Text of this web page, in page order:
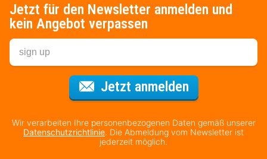
Jetzt für den Newsletter anmelden und
kein Angebot verpassen
Jetzt anmeldenFür den
Wir verarbeiten Ihre personenbezogenen Daten gemäß unserer
Datenschutzrichtlinie. Die Abmeldung vom Newsletter ist
jederzeit möglich.